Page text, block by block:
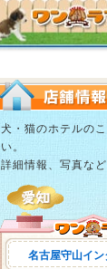
犬・猫のホテルの
い。
詳細情報、写真な
名古屋守山イ